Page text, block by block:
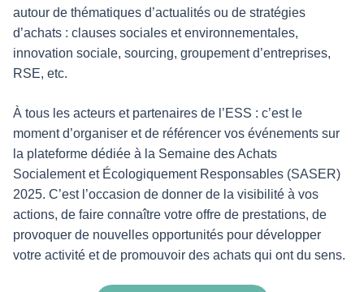
autour de thématiques d’actualités ou de stratégies
d’achats : clauses sociales et environnementales,
innovation sociale, sourcing, groupement d’entreprises,
RSE, etc.
À tous les acteurs et partenaires de l’ESS : c’est le
moment d’organiser et de référencer vos événements sur
la plateforme dédiée à la Semaine des Achats
Socialement et Écologiquement Responsables (SASER)
2025. C’est l’occasion de donner de la visibilité à vos
actions, de faire connaître votre offre de prestations, de
provoquer de nouvelles opportunités pour développer
votre activité et de promouvoir des achats qui ont du sens.